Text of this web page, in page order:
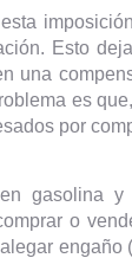
Esto
una
es
por
gasolina
o